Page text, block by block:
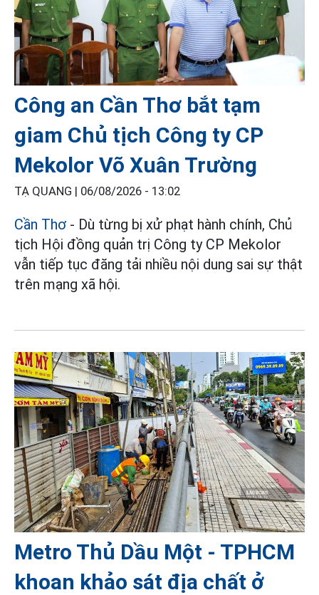
Công an Cần Thơ bắt tạm
giam Chủ tịch Công ty CP
Mekolor Võ Xuân Trường
TẠ QUANG | 06/08/2026 - 13:02
Cần Thơ - Dù từng bị xử phạt hành chính, Chủ
tịch Hội đồng quản trị Công ty CP Mekolor
vẫn tiếp tục đăng tải nhiều nội dung sai sự thật
trên mạng xã hội.
Metro Thủ Dầu Một - TPHCM
khoan khảo sát địa chất ở